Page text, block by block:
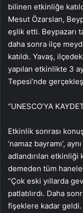
bilinen etkinliğe
Mesut Özarslan,
eşlik etti. Beypazarı
daha sonra ilçe
katıldı. Yavaş,
yapılan etkinlikte 3
Tepesi’nde
“UNESCO’YA
Etkinlik sonrası
‘namaz bayramı’,
adlandırılan etkinliği
demeden tüm
“Çok eski yıllarda
patlatılırdı. Daha
fişeklere kadar geldi.